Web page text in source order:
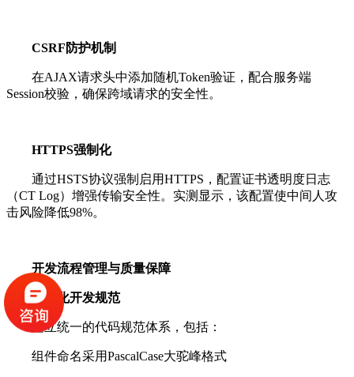
CSRF防护机制
在AJAX请求头中添加随机Token验证，配合服务端
Session校验，确保跨域请求的安全性。
HTTPS强制化
通过HSTS协议强制启用HTTPS，配置证书透明度日志
（CT Log）增强传输安全性。实测显示，该配置使中间人攻
击风险降低98%。
开发流程管理与质量保障
模块化开发规范
建立统一的代码规范体系，包括：
组件命名采用PascalCase大驼峰格式